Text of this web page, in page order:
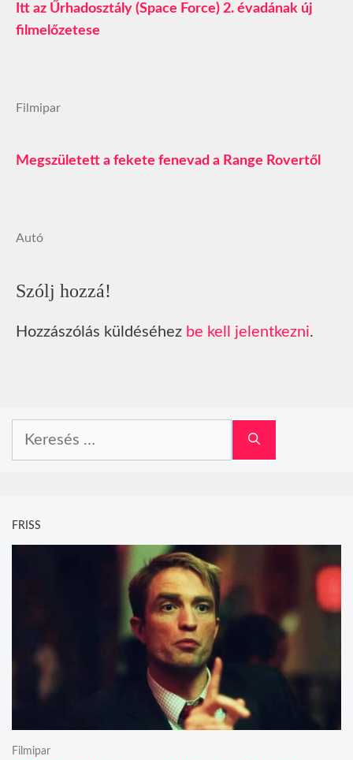
Itt az Űrhadosztály (Space Force) 2. évadának új
filmelőzetese
Filmipar
Megszületett a fekete fenevad a Range Rovertől
Autó
Szólj hozzá!
Hozzászólás küldéséhez be kell jelentkezni.
FRISS
Filmipar